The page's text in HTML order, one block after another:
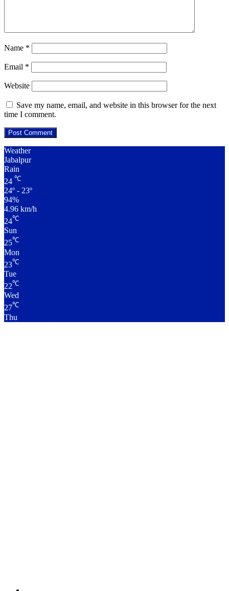
Name *
Email *
Website
Save my name, email, and website in this browser for the next
time I comment.
Weather
Jabalpur
Rain
24 ℃
24º - 23º
94%
4.96 km/h
24℃
Sun
25℃
Mon
23℃
Tue
22℃
Wed
27℃
Thu